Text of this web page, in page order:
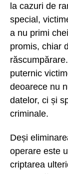
la cazuri de
special,
a nu primi
promis, chiar
puternic
deoarece nu
datelor, ci și
criminale.
Deși
operare este
criptarea